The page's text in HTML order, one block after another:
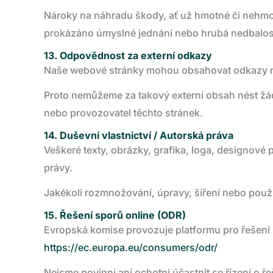
Nároky na náhradu škody, ať už hmotné či
prokázáno úmyslné jednání nebo hrubá
13. Odpovědnost za externí odkazy
Naše webové stránky mohou obsahovat
Proto nemůžeme za takový externí obsah nést
nebo provozovatel těchto stránek.
14. Duševní vlastnictví / Autorská práva
Veškeré texty, obrázky, grafika, loga,
právy.
Jakékoli rozmnožování, úpravy, šíření nebo
15. Řešení sporů online (ODR)
Evropská komise provozuje platformu pro řešení
https://ec.europa.eu/consumers/odr/